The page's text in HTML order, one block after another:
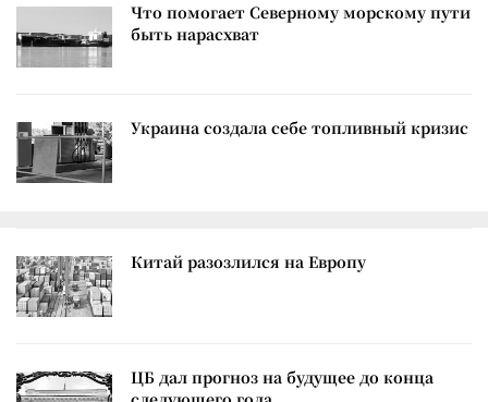
Что помогает Северному морскому пути
быть нарасхват
Украина создала себе топливный кризис
Китай разозлился на Европу
ЦБ дал прогноз на будущее до конца